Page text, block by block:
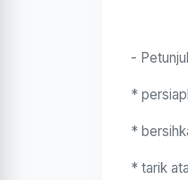
-
*
*
* tarik